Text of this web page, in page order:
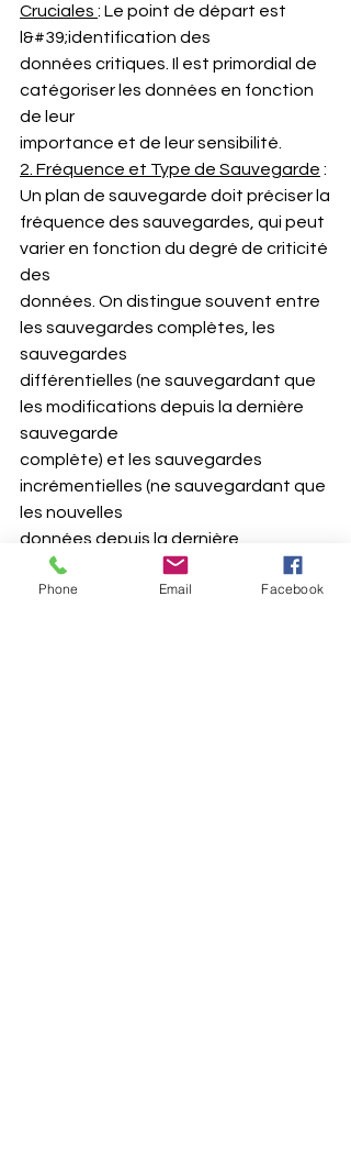
Cruciales : Le point de départ est
l&#39;identification des
données critiques. Il est primordial de
catégoriser les données en fonction
de leur
importance et de leur sensibilité.
2. Fréquence et Type de Sauvegarde :
Un plan de sauvegarde doit préciser la
fréquence des sauvegardes, qui peut
varier en fonction du degré de criticité
des
données. On distingue souvent entre
les sauvegardes complètes, les
sauvegardes
différentielles (ne sauvegardant que
les modifications depuis la dernière
sauvegarde
complète) et les sauvegardes
incrémentielles (ne sauvegardant que
les nouvelles
données depuis la dernière
sauvegarde).
3. Méthodes de Stockage
: Les
Phone Email Facebook